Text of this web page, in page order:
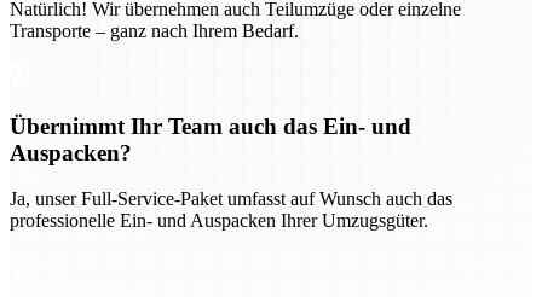
Natürlich! Wir übernehmen auch Teilumzüge oder einzelne
Transporte – ganz nach Ihrem Bedarf.
Übernimmt Ihr Team auch das Ein- und
Auspacken?
Ja, unser Full-Service-Paket umfasst auf Wunsch auch das
professionelle Ein- und Auspacken Ihrer Umzugsgüter.